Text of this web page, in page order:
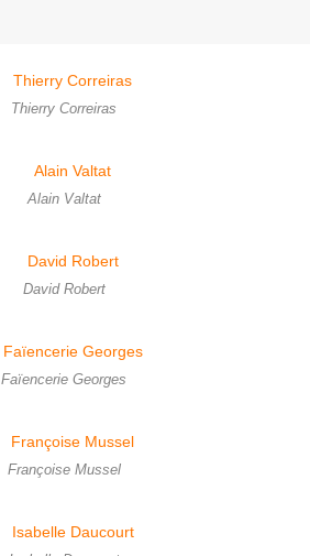
Thierry Correiras
Alain Valtat
David Robert
Faïencerie Georges
Françoise Mussel